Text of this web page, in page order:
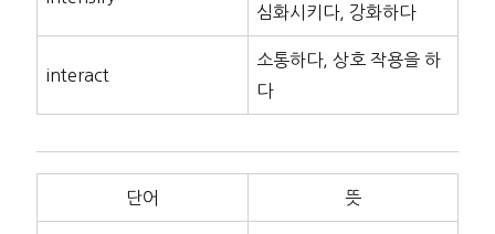
심화시키다, 강화하다
interact
소통하다, 상호 작용을 하
다
단어 뜻